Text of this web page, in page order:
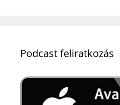
Podcast feliratkozás